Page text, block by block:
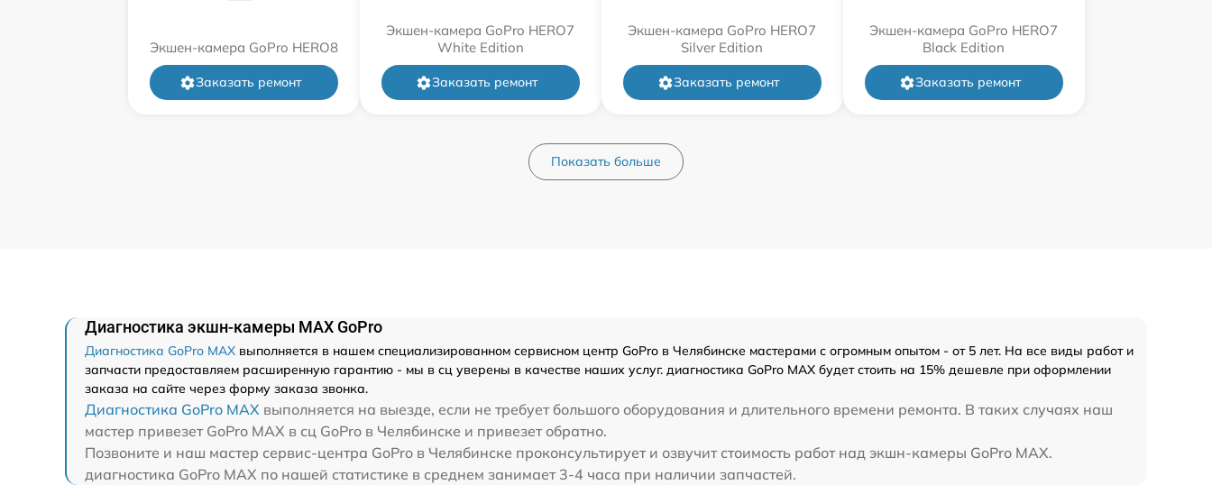
Экшен-камера GoPro HERO8
Заказать ремонт
Экшен-камера GoPro HERO7
White Edition
Заказать ремонт
Экшен-камера GoPro HERO7
Silver Edition
Заказать ремонт
Экшен-камера GoPro HERO7
Black Edition
Заказать ремонт
Показать больше
Диагностика экшн-камеры MAX GoPro
Диагностика GoPro MAX выполняется в нашем специализированном сервисном центр GoPro в Челябинске мастерами с огромным опытом - от 5 лет. На все виды работ и
запчасти предоставляем расширенную гарантию - мы в сц уверены в качестве наших услуг. диагностика GoPro MAX будет стоить на 15% дешевле при оформлении
заказа на сайте через форму заказа звонка.
Диагностика GoPro MAX выполняется на выезде, если не требует большого оборудования и длительного времени ремонта. В таких случаях наш
мастер привезет GoPro MAX в сц GoPro в Челябинске и привезет обратно.
Позвоните и наш мастер сервис-центра GoPro в Челябинске проконсультирует и озвучит стоимость работ над экшн-камеры GoPro MAX.
диагностика GoPro MAX по нашей статистике в среднем занимает 3-4 часа при наличии запчастей.